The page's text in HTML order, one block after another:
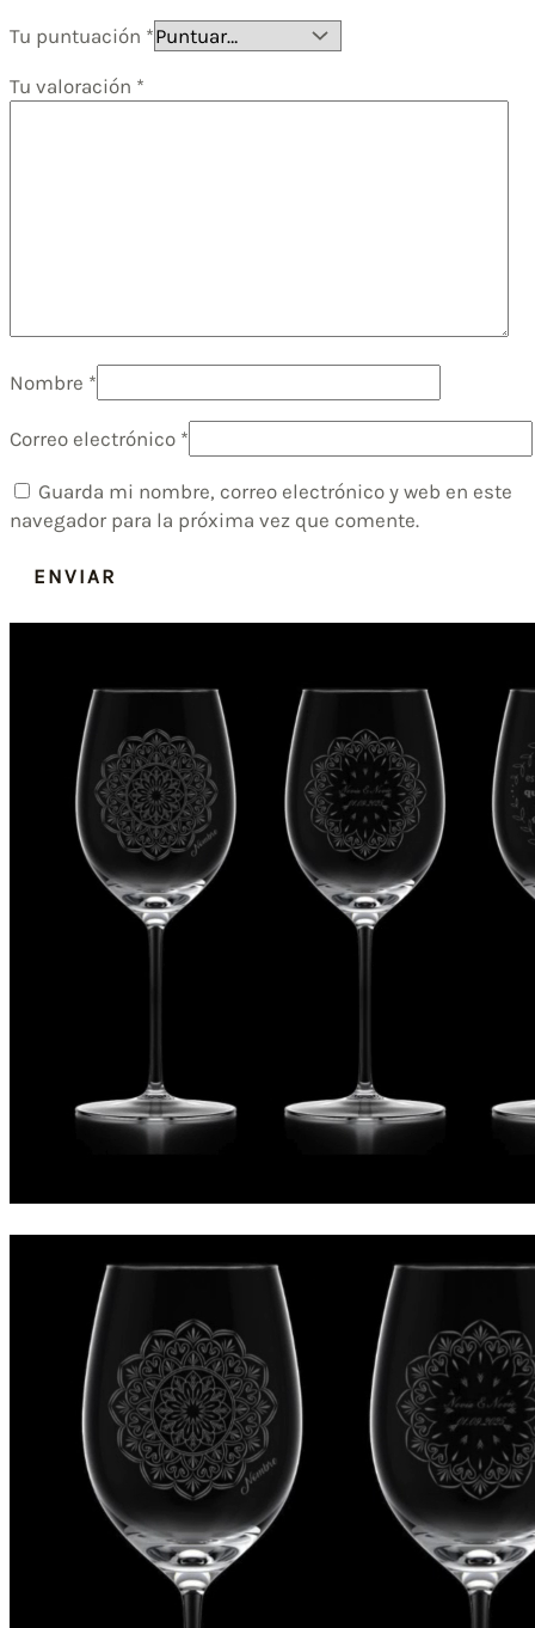
Tu puntuación *
Tu valoración *
Nombre *
Correo electrónico *
Guarda mi nombre, correo electrónico y web en este
navegador para la próxima vez que comente.